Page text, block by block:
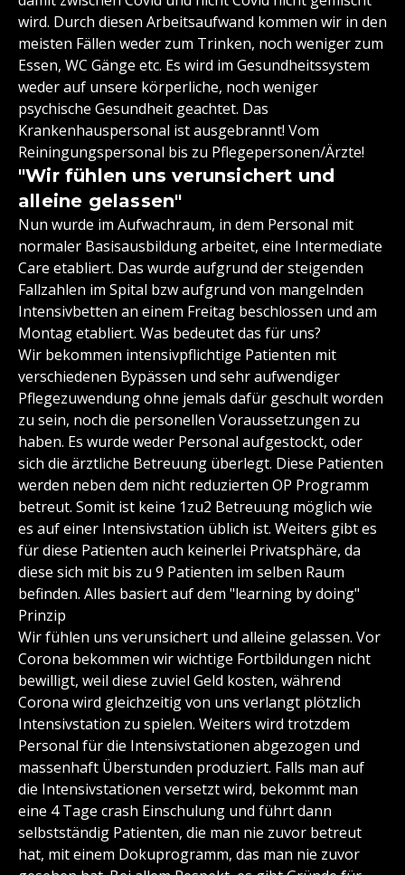
wird. Durch diesen Arbeitsaufwand kommen wir in den
meisten Fällen weder zum Trinken, noch weniger zum
Essen, WC Gänge etc. Es wird im Gesundheitssystem
weder auf unsere körperliche, noch weniger
psychische Gesundheit geachtet. Das
Krankenhauspersonal ist ausgebrannt! Vom
Reiningungspersonal bis zu Pflegepersonen/Ärzte!
"Wir fühlen uns verunsichert und
alleine gelassen"
Nun wurde im Aufwachraum, in dem Personal mit
normaler Basisausbildung arbeitet, eine Intermediate
Care etabliert. Das wurde aufgrund der steigenden
Fallzahlen im Spital bzw aufgrund von mangelnden
Intensivbetten an einem Freitag beschlossen und am
Montag etabliert. Was bedeutet das für uns?
Wir bekommen intensivpflichtige Patienten mit
verschiedenen Bypässen und sehr aufwendiger
Pflegezuwendung ohne jemals dafür geschult worden
zu sein, noch die personellen Voraussetzungen zu
haben. Es wurde weder Personal aufgestockt, oder
sich die ärztliche Betreuung überlegt. Diese Patienten
werden neben dem nicht reduzierten OP Programm
betreut. Somit ist keine 1zu2 Betreuung möglich wie
es auf einer Intensivstation üblich ist. Weiters gibt es
für diese Patienten auch keinerlei Privatsphäre, da
diese sich mit bis zu 9 Patienten im selben Raum
befinden. Alles basiert auf dem "learning by doing"
Prinzip
Wir fühlen uns verunsichert und alleine gelassen. Vor
Corona bekommen wir wichtige Fortbildungen nicht
bewilligt, weil diese zuviel Geld kosten, während
Corona wird gleichzeitig von uns verlangt plötzlich
Intensivstation zu spielen. Weiters wird trotzdem
Personal für die Intensivstationen abgezogen und
massenhaft Überstunden produziert. Falls man auf
die Intensivstationen versetzt wird, bekommt man
eine 4 Tage crash Einschulung und führt dann
selbstständig Patienten, die man nie zuvor betreut
hat, mit einem Dokuprogramm, das man nie zuvor